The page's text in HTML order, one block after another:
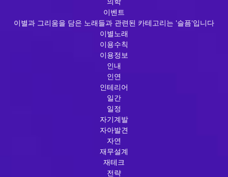
이벤트
이별과 그리움을 담은 노래들과 관련된 카테고리는 '슬픔'입니다
이별노래
이용수칙
이용정보
인내
인연
인테리어
일간
일정
자기계발
자아발견
자연
재무설계
재테크
전략